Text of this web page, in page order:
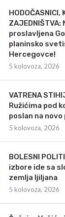
HODOČASNICI,
ZAJEDNIŠTVA:
proslavljena
planinsko
Hercegovce!
5 kolovoza, 2026
VATRENA
Ružićima pod
poslan na
5 kolovoza, 2026
BOLESNI
izbore ide sa
zemlja ljiljana
5 kolovoza, 2026